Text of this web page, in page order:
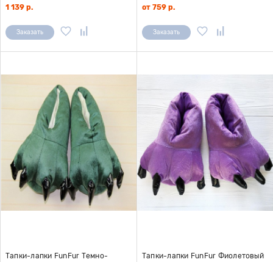
1 139 р.
Заказать
от 759 р.
Заказать
Тапки-лапки FunFur Темно-
Тапки-лапки FunFur Фиолетовый